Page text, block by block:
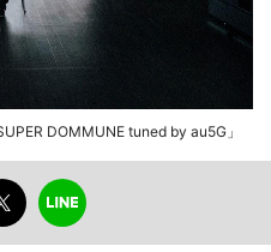
DOMMUNE tuned by au5G」